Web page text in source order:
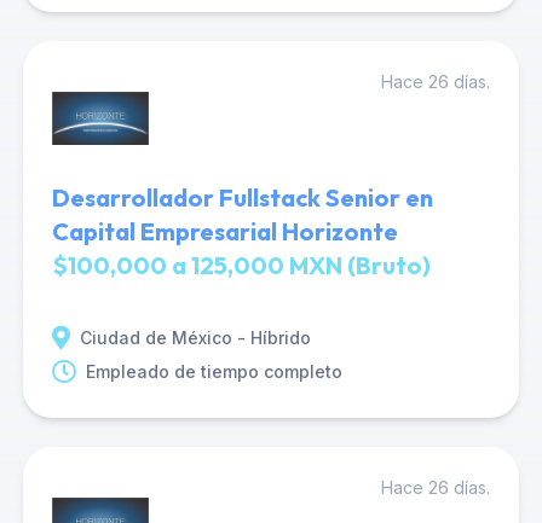
Hace 26 días.
Desarrollador Fullstack Senior en
Capital Empresarial Horizonte
$100,000 a 125,000 MXN (Bruto)
Ciudad de México - Híbrido
Empleado de tiempo completo
Hace 26 días.